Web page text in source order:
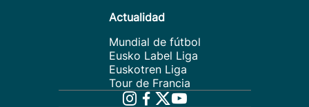
Actualidad
Mundial de fútbol
Eusko Label Liga
Euskotren Liga
Tour de Francia